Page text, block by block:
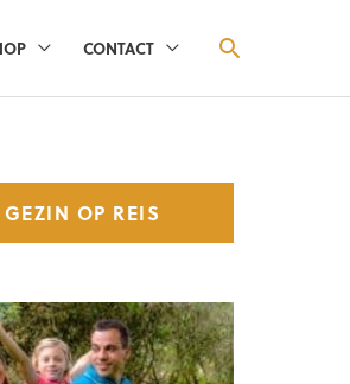
CONTACT ZOEKEN
OP REIS